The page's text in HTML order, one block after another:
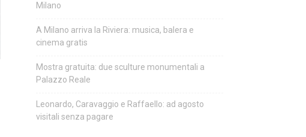
Milano
A Milano arriva la Riviera: musica, balera e
cinema gratis
Mostra gratuita: due sculture monumentali a
Palazzo Reale
Leonardo, Caravaggio e Raffaello: ad agosto
visitali senza pagare